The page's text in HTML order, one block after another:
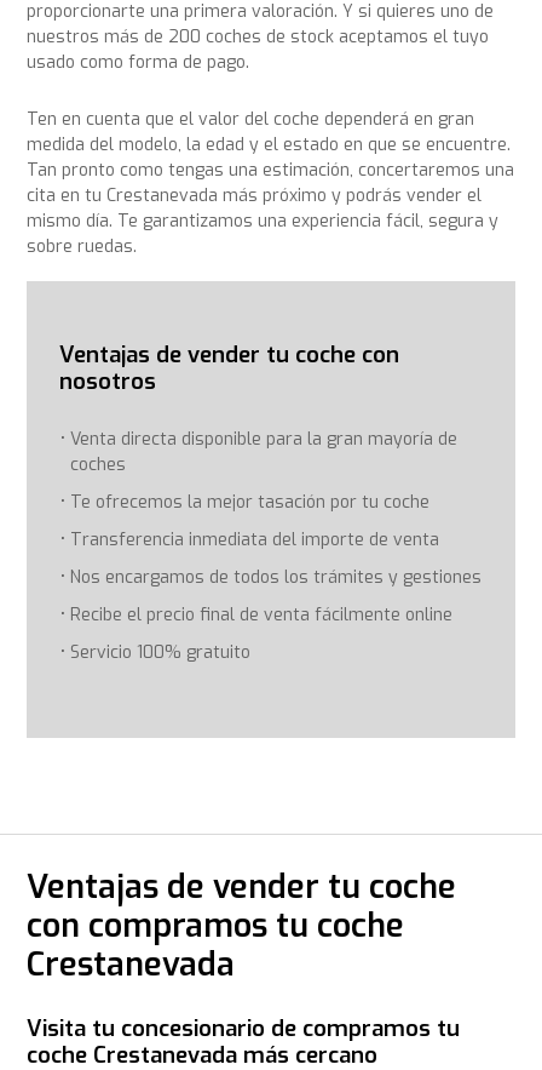
proporcionarte una primera valoración. Y si quieres uno de
nuestros más de 200 coches de stock aceptamos el tuyo
usado como forma de pago.
Ten en cuenta que el valor del coche dependerá en gran
medida del modelo, la edad y el estado en que se encuentre.
Tan pronto como tengas una estimación, concertaremos una
cita en tu Crestanevada más próximo y podrás vender el
mismo día. Te garantizamos una experiencia fácil, segura y
sobre ruedas.
Ventajas de vender tu coche con
nosotros
Venta directa disponible para la gran mayoría de
coches
Te ofrecemos la mejor tasación por tu coche
Transferencia inmediata del importe de venta
Nos encargamos de todos los trámites y gestiones
Recibe el precio final de venta fácilmente online
Servicio 100% gratuito
Ventajas de vender tu coche
con compramos tu coche
Crestanevada
Visita tu concesionario de compramos tu
coche Crestanevada más cercano